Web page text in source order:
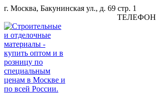
Перейти
содержанию
г. Москва, Бакунинская ул., д. 69 стр. 1
ТЕЛЕФОН